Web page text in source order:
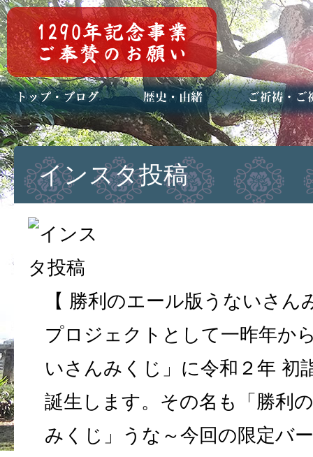
トップページ
ブログ(日々八百万)
お知らせ一覧 歴史・ご祭神
年中行事
メディア掲載 ご祈祷・ご祈
安産祈願
初宮参り
七五三詣
長寿のお祝い
神前結婚式
厄祓い・方位
車のお祓い
地鎮祭
神葬祭（神式
インスタ投稿
【 勝利のエール版うないさん
プロジェクトとして一昨年か
いさんみくじ」に令和２年 初
誕生します。その名も「勝利
みくじ」うな～今回の限定バ